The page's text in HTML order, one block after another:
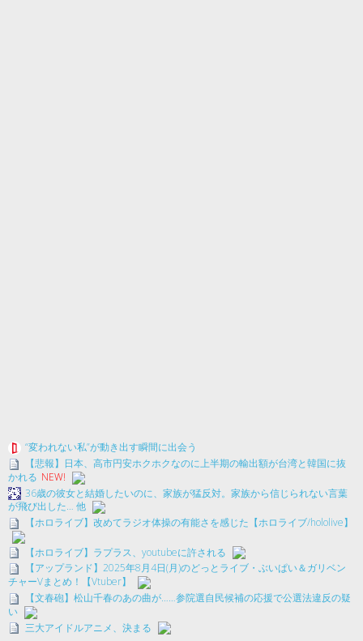
“変われない私”が動き出す瞬間に出会う
【悲報】日本、高市円安ホクホクなのに上半期の輸出額が台湾と韓国に抜
かれる NEW!
36歳の彼女と結婚したいのに、家族が猛反対。家族から信じられない言葉
が飛び出した… 他
【ホロライブ】改めてラジオ体操の有能さを感じた【ホロライブ/hololive】
【ホロライブ】ラプラス、youtubeに許される
【アップランド】2025年8月4日(月)のどっとライブ・ぶいぱい＆ガリベン
チャーVまとめ！【Vtuber】
【文春砲】松山千春のあの曲が……参院選自民候補の応援で公選法違反の疑
い
三大アイドルアニメ、決まる